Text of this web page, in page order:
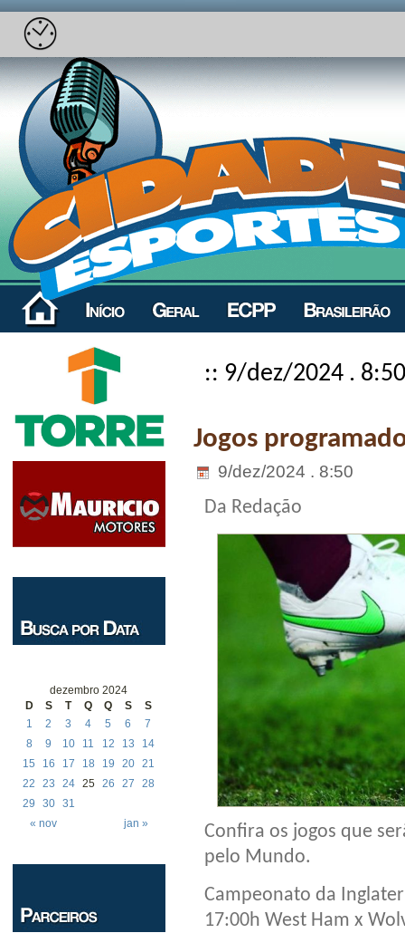
dezembro 2024
D
S T Q Q S S
« nov jan »
1 2 3 4 5 6
7
8
9 10 11 12 13
14
15
16 17 18 19 20 21
22
23 24 25 26 27
28
29
30 31
:: 9/dez/2024 . 8:50
Jogos
9/dez/2024 . 8:50
Da Redação
Confira os jogos que
pelo Mundo.
Campeonato da
17:00h West Ham x